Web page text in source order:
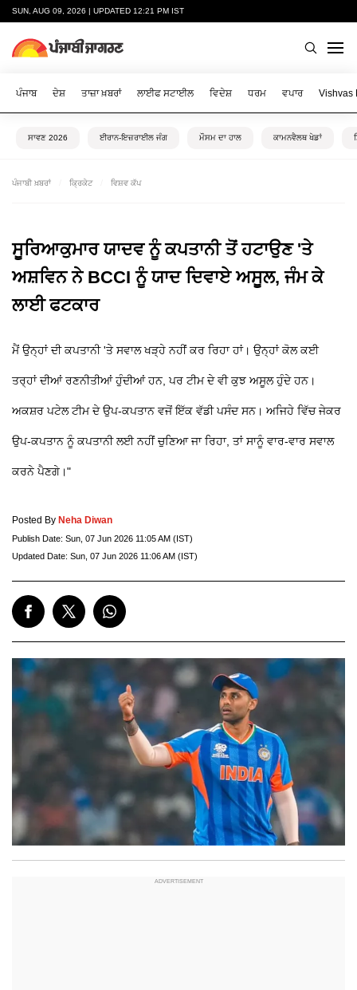
SUN, AUG 09, 2026 | UPDATED 12:21 PM IST
ਪੰਜਾਬ ਦੇਸ਼ ਤਾਜ਼ਾ ਖ਼ਬਰਾਂ ਲਾਈਫ ਸਟਾਈਲ ਵਿਦੇਸ਼ ਧਰਮ ਵਪਾਰ Vishvas
ਸਾਵਣ 2026 ਈਰਾਨ-ਇਜ਼ਰਾਈਲ ਜੰਗ ਮੌਸਮ ਦਾ ਹਾਲ ਕਾਮਨਵੈਲਥ ਖੇਡਾਂ
ਪੰਜਾਬੀ ਖ਼ਬਰਾਂ ਕ੍ਰਿਕੇਟ ਵਿਸ਼ਵ ਕੱਪ
ਸੂਰਿਆਕੁਮਾਰ ਯਾਦਵ ਨੂੰ ਕਪਤਾਨੀ ਤੋਂ ਹਟਾਉਣ 'ਤੇ
ਅਸ਼ਵਿਨ ਨੇ BCCI ਨੂੰ ਯਾਦ ਦਿਵਾਏ ਅਸੂਲ, ਜੰਮ ਕੇ
ਲਾਈ ਫਟਕਾਰ
ਮੈਂ ਉਨ੍ਹਾਂ ਦੀ ਕਪਤਾਨੀ 'ਤੇ ਸਵਾਲ ਖੜ੍ਹੇ ਨਹੀਂ ਕਰ ਰਿਹਾ ਹਾਂ। ਉਨ੍ਹਾਂ ਕੋਲ ਕਈ
ਤਰ੍ਹਾਂ ਦੀਆਂ ਰਣਨੀਤੀਆਂ ਹੁੰਦੀਆਂ ਹਨ, ਪਰ ਟੀਮ ਦੇ ਵੀ ਕੁਝ ਅਸੂਲ ਹੁੰਦੇ ਹਨ।
ਅਕਸ਼ਰ ਪਟੇਲ ਟੀਮ ਦੇ ਉਪ-ਕਪਤਾਨ ਵਜੋਂ ਇੱਕ ਵੱਡੀ ਪਸੰਦ ਸਨ। ਅਜਿਹੇ ਵਿੱਚ ਜੇਕਰ
ਉਪ-ਕਪਤਾਨ ਨੂੰ ਕਪਤਾਨੀ ਲਈ ਨਹੀਂ ਚੁਣਿਆ ਜਾ ਰਿਹਾ, ਤਾਂ ਸਾਨੂੰ ਵਾਰ-ਵਾਰ ਸਵਾਲ
ਕਰਨੇ ਪੈਣਗੇ।"
Posted By Neha Diwan
Publish Date: Sun, 07 Jun 2026 11:05 AM (IST)
Updated Date: Sun, 07 Jun 2026 11:06 AM (IST)